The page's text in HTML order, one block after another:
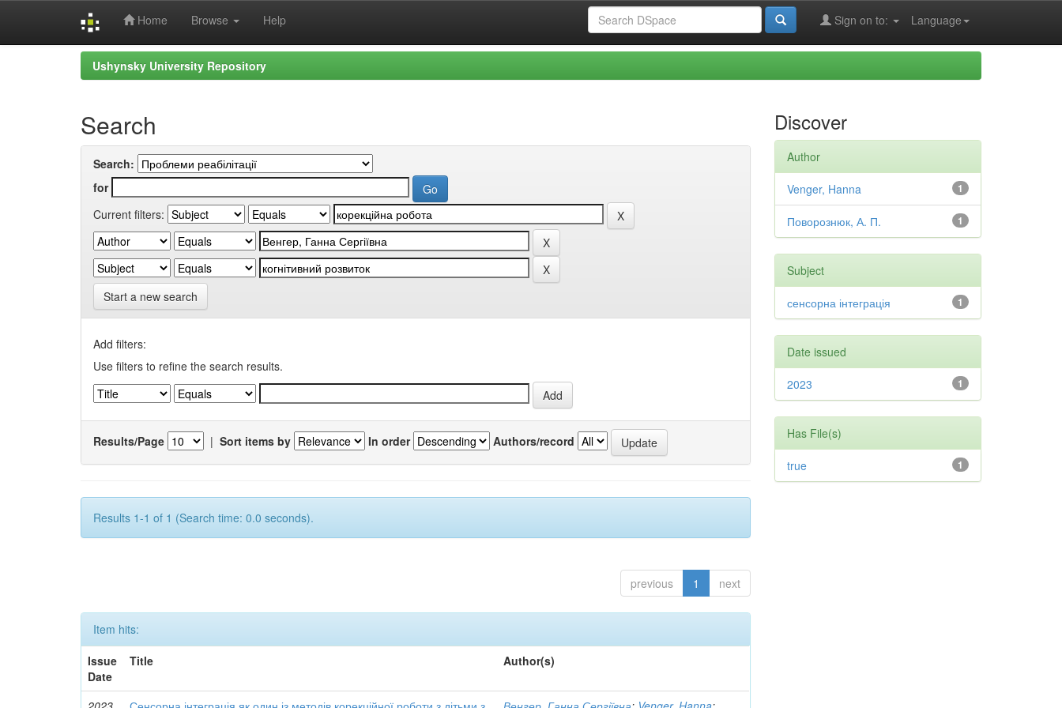
Home Browse Help Language
Sign on to:
Ushynsky University Repository
Search
Search:
for
Current filters:
Start a new search
Add filters:
Use filters to refine the search results.
Results/Page | Sort items by In order Authors/record
Results 1-1 of 1 (Search time: 0.0 seconds).
previous 1 next
Item hits:
Issue
Date
Title Author(s)
Discover
Author
1
Venger, Hanna
1
Поворознюк, А. П.
Subject
1
сенсорна інтеграція
Date issued
1
2023
Has File(s)
1
true